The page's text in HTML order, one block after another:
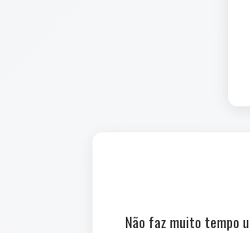
Não faz muito tempo